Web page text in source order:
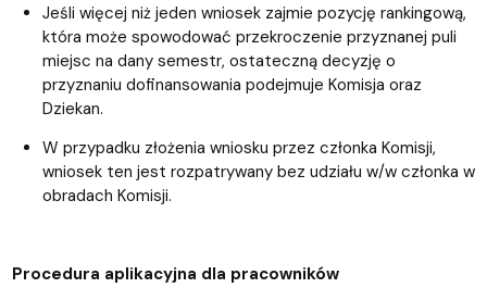
Jeśli więcej niż jeden wniosek zajmie pozycję rankingową,
która może spowodować przekroczenie przyznanej puli
miejsc na dany semestr, ostateczną decyzję o
przyznaniu dofinansowania podejmuje Komisja oraz
Dziekan.
W przypadku złożenia wniosku przez członka Komisji,
wniosek ten jest rozpatrywany bez udziału w/w członka w
obradach Komisji.
Procedura aplikacyjna dla pracowników